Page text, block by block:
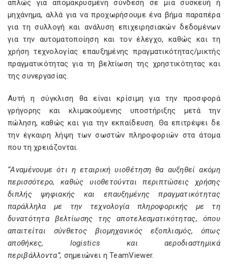
απλώς για απομακρυσμένη σύνδεση σε μια συσκευή ή
μηχάνημα, αλλά για να προχωρήσουμε ένα βήμα παραπέρα
για τη συλλογή και ανάλυση επιχειρησιακών δεδομένων
για την αυτοματοποίηση και τον έλεγχο, καθώς και τη
χρήση τεχνολογίας επαυξημένης πραγματικότητας/μικτής
πραγματικότητας για τη βελτίωση της χρηστικότητας και
της συνεργασίας.
Αυτή η σύγκλιση θα είναι κρίσιμη για την προσφορά
γρήγορης και κλιμακούμενης υποστήριξης μετά την
πώληση, καθώς και για την εκπαίδευση. Θα επιτρέψει δε
την έγκαιρη λήψη των σωστών πληροφοριών στα άτομα
που τη χρειάζονται.
“Αναμένουμε ότι η εταιρική υιοθέτηση θα αυξηθεί ακόμη
περισσότερο, καθώς υιοθετούνται περιπτώσεις χρήσης
διπλής ψηφιακής και επαυξημένης πραγματικότητας
παράλληλα με την τεχνολογία πληροφορικής με τη
δυνατότητα βελτίωσης της αποτελεσματικότητας, όπου
απαιτείται σύνθετος βιομηχανικός εξοπλισμός, όπως
αποθήκες, logistics και αεροδιαστημικά
περιβάλλοντα”, σημειώνει η TeamViewer.